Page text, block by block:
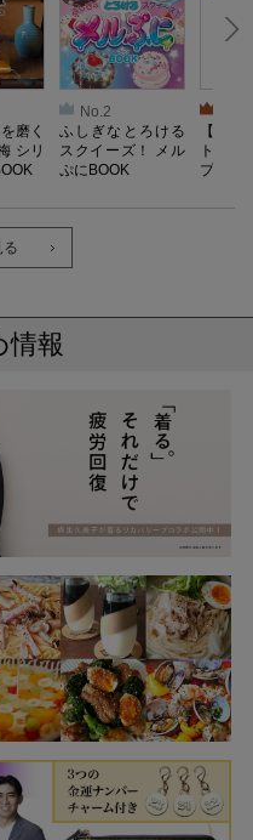
磨く
シリ
No.2
ふしぎなとろける
スクイーズ！ メル
ぷにBOOK
【
ト／L
プル）
o Lab.
る
情報